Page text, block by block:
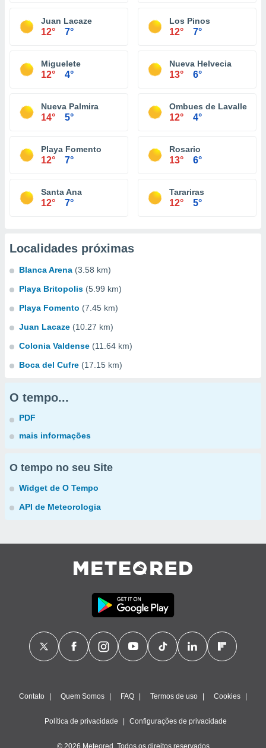
Juan Lacaze
12° 7°
Los Pinos
12° 7°
Miguelete
12° 4°
Nueva Helvecia
13° 6°
Nueva Palmira
14° 5°
Ombues de Lavalle
12° 4°
Playa Fomento
12° 7°
Rosario
13° 6°
Santa Ana
12° 7°
Tarariras
12° 5°
Localidades próximas
Blanca Arena (3.58 km)
Playa Britopolis (5.99 km)
Playa Fomento (7.45 km)
Juan Lacaze (10.27 km)
Colonia Valdense (11.64 km)
Boca del Cufre (17.15 km)
O tempo...
PDF
mais informações
O tempo no seu Site
Widget de O Tempo
API de Meteorologia
Contato Quem Somos FAQ Termos de uso Cookies
Política de privacidade Configurações de privacidade
© 2026 Meteored. Todos os direitos reservados